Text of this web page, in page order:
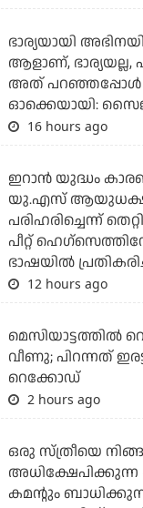
ഭാര്യയായി
ആളാണ്, ഭാര്യയല്ല,
അത്
ഓക്കെയായി:
16 hours ago
ഇറാന്‍ യുദ്ധം
യു.എസ്
പരിഹരിച്ചെന്ന്
പീറ്റ്
ഭാഷയില്‍
12 hours ago
വീണു; പിറന്നത്
റെക്കോഡ്
2 hours ago
ഒരു സ്ത്രീയെ
കമന്റും